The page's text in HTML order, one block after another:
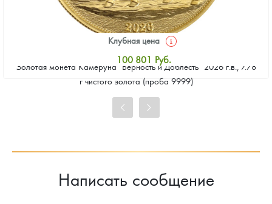
Золотая монета Камеруна "Верность и Доблесть" 2026 г.в., 7.78
г чистого золота (проба 9999)
Клубная цена
100 801 Руб.
Стандартная цена
Цена выкупа
Написать сообщение